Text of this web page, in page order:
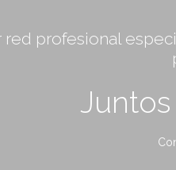
red profesional